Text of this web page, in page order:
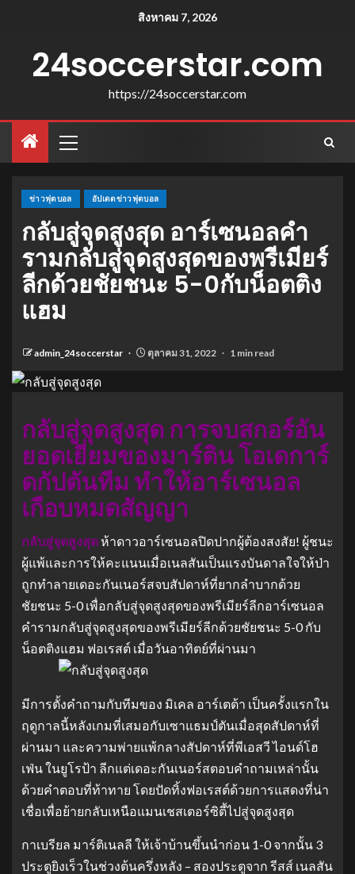
สิงหาคม 7, 2026
24soccerstar.com
https://24soccerstar.com
ข่าวฟุตบอล อัปเดตข่าวฟุตบอล
กลับสู่จุดสูงสุด อาร์เซนอลคํา
รามกลับสู่จุดสูงสุดของพรีเมียร์
ลีกด้วยชัยชนะ 5-0กับน็อตติง
แฮม
admin_24soccerstar ตุลาคม 31, 2022 1 min read
กลับสู่จุดสูงสุด การจบสกอร์อัน
ยอดเยี่ยมของมาร์ติน โอเดการ์
ดกัปตันทีม ทําให้อาร์เซนอล
เกือบหมดสัญญา
กลับสู่จุดสูงสุดห้าดาวอาร์เซนอลปิดปากผู้ต้องสงสัย! ผู้ชนะ
ผู้แพ้และการให้คะแนนเมื่อเนลสันเป็นแรงบันดาลใจให้ป่า
ถูกทําลายเดอะกันเนอร์สจบสัปดาห์ที่ยากลําบากด้วย
ชัยชนะ 5-0 เพื่อกลับสู่จุดสูงสุดของพรีเมียร์ลีกอาร์เซนอล
คํารามกลับสู่จุดสูงสุดของพรีเมียร์ลีกด้วยชัยชนะ 5-0 กับ
น็อตติงแฮม ฟอเรสต์ เมื่อวันอาทิตย์ที่ผ่านมา
มีการตั้งคําถามกับทีมของ มิเคล อาร์เตต้า เป็นครั้งแรกใน
ฤดูกาลนี้หลังเกมที่เสมอกับเซาแธมป์ตันเมื่อสุดสัปดาห์ที่
ผ่านมา และความพ่ายแพ้กลางสัปดาห์ที่พีเอสวี ไอนด์โฮ
เฟ่น ในยูโรป้า ลีกแต่เดอะกันเนอร์สตอบคําถามเหล่านั้น
ด้วยคําตอบที่ท้าทาย โดยปัดทิ้งฟอเรสต์ด้วยการแสดงที่น่า
เชื่อเพื่อย้ายกลับเหนือแมนเชสเตอร์ซิตี้ไปสู่จุดสูงสุด
กาเบรียล มาร์ติเนลลี ให้เจ้าบ้านขึ้นนําก่อน 1-0 จากนั้น 3
ประตูยิงเร็วในช่วงต้นครึ่งหลัง – สองประตูจาก รีสส์ เนลสัน